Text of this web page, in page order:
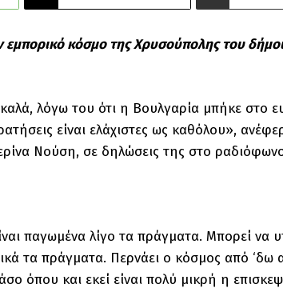
εμπορικό κόσμο της Χρυσούπολης του
λόγω του ότι η Βουλγαρία μπήκε στο
είναι ελάχιστες ως καθόλου»,
Νούση, σε δηλώσεις της στο
παγωμένα λίγο τα πράγματα. Μπορεί να
τα πράγματα. Περνάει ο κόσμος από ‘δω
όπου και εκεί είναι πολύ μικρή η